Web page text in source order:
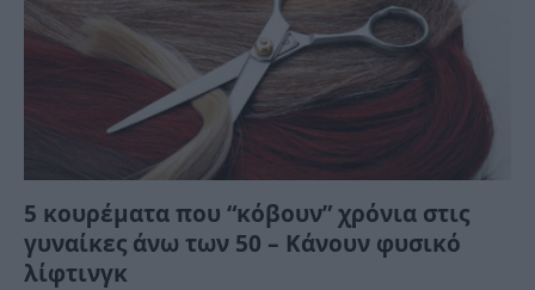
5 κουρέματα που “κόβουν” χρόνια στις
γυναίκες άνω των 50 – Κάνουν φυσικό
λίφτινγκ